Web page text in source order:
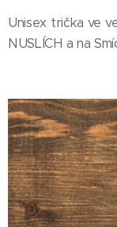
Unisex trička ve
NUSLÍCH a na